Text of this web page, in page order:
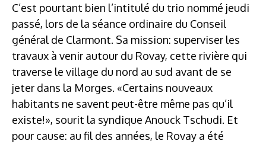
C’est pourtant bien l’intitulé du trio nommé jeudi
passé, lors de la séance ordinaire du Conseil
général de Clarmont. Sa mission: superviser les
travaux à venir autour du Rovay, cette rivière qui
traverse le village du nord au sud avant de se
jeter dans la Morges. «Certains nouveaux
habitants ne savent peut-être même pas qu’il
existe!», sourit la syndique Anouck Tschudi. Et
pour cause: au fil des années, le Rovay a été